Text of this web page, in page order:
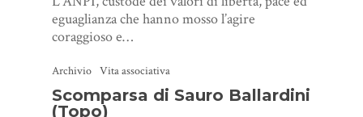
eguaglianza che hanno mosso l’agire
coraggioso e…
Archivio Vita associativa
Scomparsa di Sauro Ballardini
(Topo)